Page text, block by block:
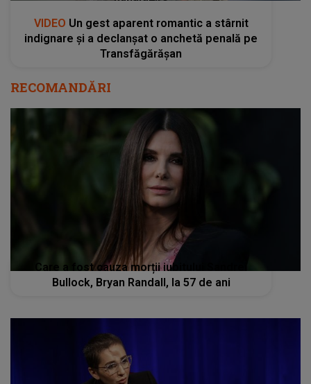
VIDEO Un gest aparent romantic a stârnit
indignare și a declanșat o anchetă penală pe
Transfăgărășan
RECOMANDĂRI
Care a fost cauza morții iubitului Sandrei
Bullock, Bryan Randall, la 57 de ani